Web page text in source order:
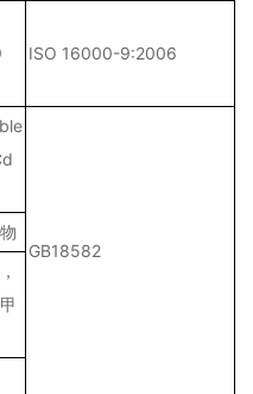
ISO 16000-9:2006
GB18582